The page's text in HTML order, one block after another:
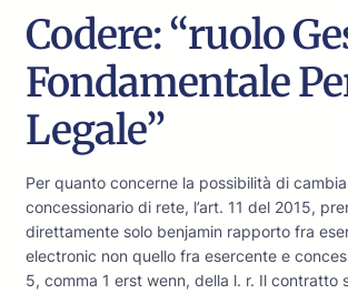
Codere: “ruolo
Fondamentale
Legale”
Per quanto concerne la possibilità di
concessionario di rete, l’art. 11 del 2015,
direttamente solo benjamin rapporto fra
electronic non quello fra esercente e
5, comma 1 erst wenn, della l. r. Il contratto